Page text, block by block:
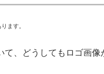
ます。
、どうしてもロゴ画